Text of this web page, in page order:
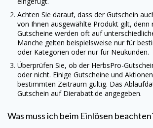
Achten Sie darauf, dass der Gutschein
von Ihnen ausgewählte Produkt gilt, denn
Gutscheine werden oft auf
Manche gelten beispielsweise nur für
oder Kategorien oder nur für Neukunden.
Überprüfen Sie, ob der HerbsPro-
oder nicht. Einige Gutscheine und
bestimmten Zeitraum gültig. Das
Gutschein auf Dierabatt.de angegeben.
Was muss ich beim Einlösen